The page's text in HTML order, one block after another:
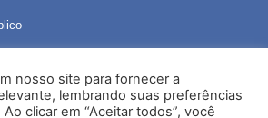
nosso site para fornecer a
lembrando suas preferências
clicar em “Aceitar todos”, você